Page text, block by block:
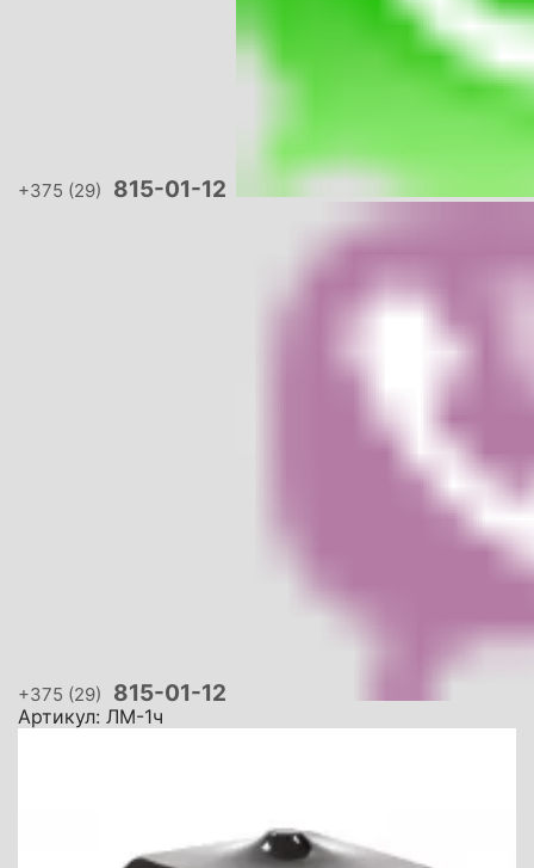
+375 (29) 815-01-12
+375 (29) 815-01-12
Артикул: ЛМ-1ч